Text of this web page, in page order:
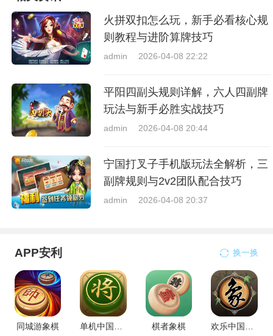
火拼双扣怎么玩，新手必看核心规
则教程与进阶算牌技巧
admin 2026-04-08 22:22
平阳四副头规则详解，六人四副牌
玩法与新手必胜实战技巧
admin 2026-04-08 20:44
宁国打叉子手机版玩法全解析，三
副牌规则与2v2团队配合技巧
admin 2026-04-08 20:37
APP安利 换一换
同城游象棋
单机中国象棋
棋者象棋
欢乐中国象棋